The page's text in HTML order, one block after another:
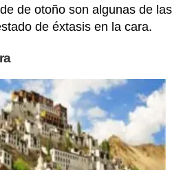
de otoño son algunas de las
de éxtasis en la cara.